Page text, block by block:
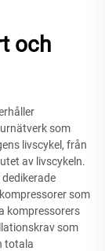
och
som
livscykel, från
av livscykeln.
som
kompressorers
som
totala